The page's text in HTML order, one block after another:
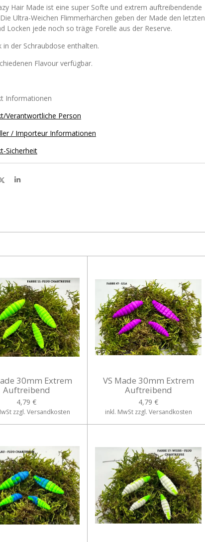
Hair Made ist eine super Softe und extrem auftreibendende
Ultra-Weichen Flimmerhärchen geben der Made den letzten
Locken jede noch so träge Forelle aus der Reserve.
in der Schraubdose enthalten.
Flavour verfügbar.
Informationen
Verantwortliche Person
/ Importeur Informationen
Sicherheit
T
T
30mm Extrem
Auftreibend
4,79 €
zzgl. Versandkosten
VS Made 30mm Extrem
Auftreibend
4,79 €
inkl. MwSt zzgl. Versandkosten